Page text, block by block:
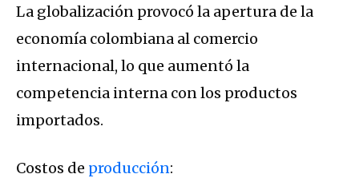
La globalización provocó la apertura de la
economía colombiana al comercio
internacional, lo que aumentó la
competencia interna con los productos
importados.
Costos de producción: